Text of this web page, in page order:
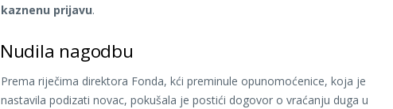
kaznenu prijavu.
Nudila nagodbu
Prema riječima direktora Fonda, kći preminule opunomoćenice, koja je
nastavila podizati novac, pokušala je postići dogovor o vraćanju duga u